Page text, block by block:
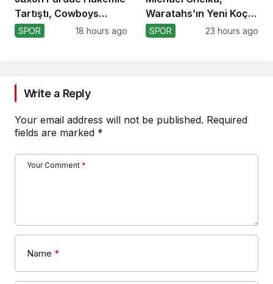
Tartıştı, Cowboys
Kazandı!
SPOR 18 hours ago
Waratahs’ın Yeni Koçu
Olabilir!
SPOR 23 hours ago
Write a Reply
Your email address will not be published. Required
fields are marked *
Your Comment *
Name *